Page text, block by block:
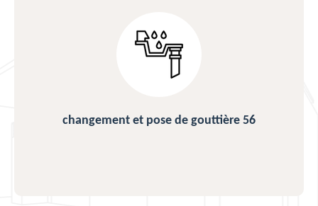
changement et pose de gouttière 56